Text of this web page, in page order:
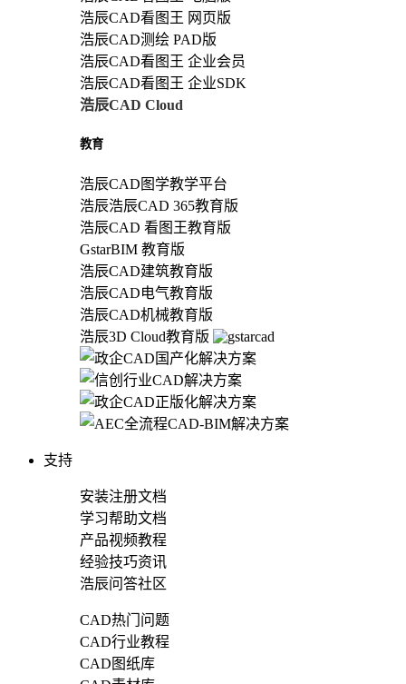
浩辰CAD看图王 网页版
浩辰CAD测绘 PAD版
浩辰CAD看图王 企业会员
浩辰CAD看图王 企业SDK
浩辰CAD Cloud
教育
浩辰CAD图学教学平台
浩辰浩辰CAD 365教育版
浩辰CAD 看图王教育版
GstarBIM 教育版
浩辰CAD建筑教育版
浩辰CAD电气教育版
浩辰CAD机械教育版
浩辰3D Cloud教育版
支持
安装注册文档
学习帮助文档
产品视频教程
经验技巧资讯
浩辰问答社区
CAD热门问题
CAD行业教程
CAD图纸库